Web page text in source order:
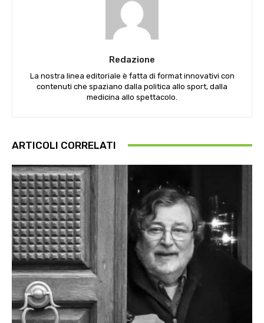
Redazione
La nostra linea editoriale è fatta di format innovativi con
contenuti che spaziano dalla politica allo sport, dalla
medicina allo spettacolo.
ARTICOLI CORRELATI